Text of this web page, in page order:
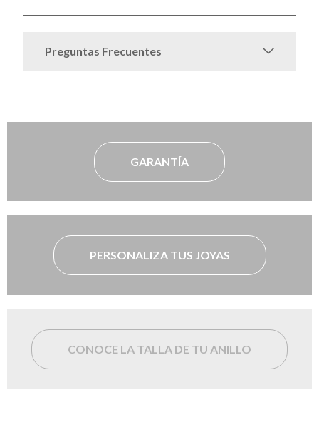
Preguntas Frecuentes
GARANTÍA
PERSONALIZA TUS JOYAS
CONOCE LA TALLA DE TU ANILLO